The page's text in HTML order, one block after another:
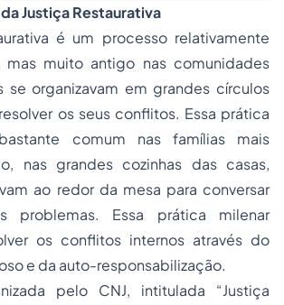
Justiça Restaurativa
é um processo relativamente
mas muito antigo nas comunidades
se organizavam em grandes círculos
os seus conflitos. Essa prática
comum nas famílias mais
nas grandes cozinhas das casas,
ao redor da mesa para conversar
problemas. Essa prática milenar
os conflitos internos através do
e da auto-responsabilização.
pelo CNJ, intitulada “Justiça